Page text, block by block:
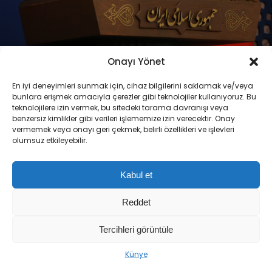
Onayı Yönet
En iyi deneyimleri sunmak için, cihaz bilgilerini saklamak ve/veya
bunlara erişmek amacıyla çerezler gibi teknolojiler kullanıyoruz. Bu
teknolojilere izin vermek, bu sitedeki tarama davranışı veya
benzersiz kimlikler gibi verileri işlememize izin verecektir. Onay
vermemek veya onayı geri çekmek, belirli özellikleri ve işlevleri
olumsuz etkileyebilir.
Kabul et
Reddet
Tercihleri görüntüle
Künye
+ -
ABONE OL
İran Dışişleri Bakanı Abbas Arakçi, İran Silahlı
Kuvvetleri’nin ‘dünyanın en pahalı ordusu’ olarak
nitelendirdiği ABD ordusuna karşı hazır olduğunu
dünyasına birlik çağrısı yaptı.
İran Dışişleri Bakanı Abbas Arakçi, sanal medya
askeri kapasitesine ve bölgesel gelişmelere
ilişkin değerlendirmelerde bulundu. Arakçi,